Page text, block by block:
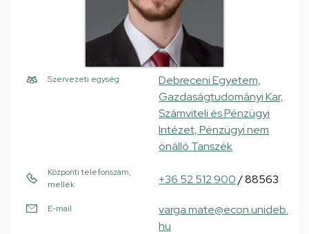
Szervezeti egység
Debreceni Egyetem,
Gazdaságtudományi Kar,
Számviteli és Pénzügyi
Intézet, Pénzügyi nem
önálló Tanszék
Központi telefonszám,
mellék
+36 52 512 900/ 88563
E-mail
varga.mate@econ.unideb.
hu